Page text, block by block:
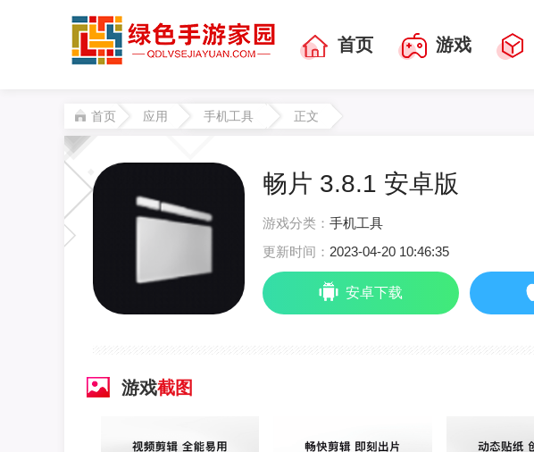
首页 游戏
首页 应用 手机工具 正文
畅片 3.8.1 安卓版
游戏分类： 手机工具
更新时间： 2023-04-20 10:46:35
安卓下载
游戏截图